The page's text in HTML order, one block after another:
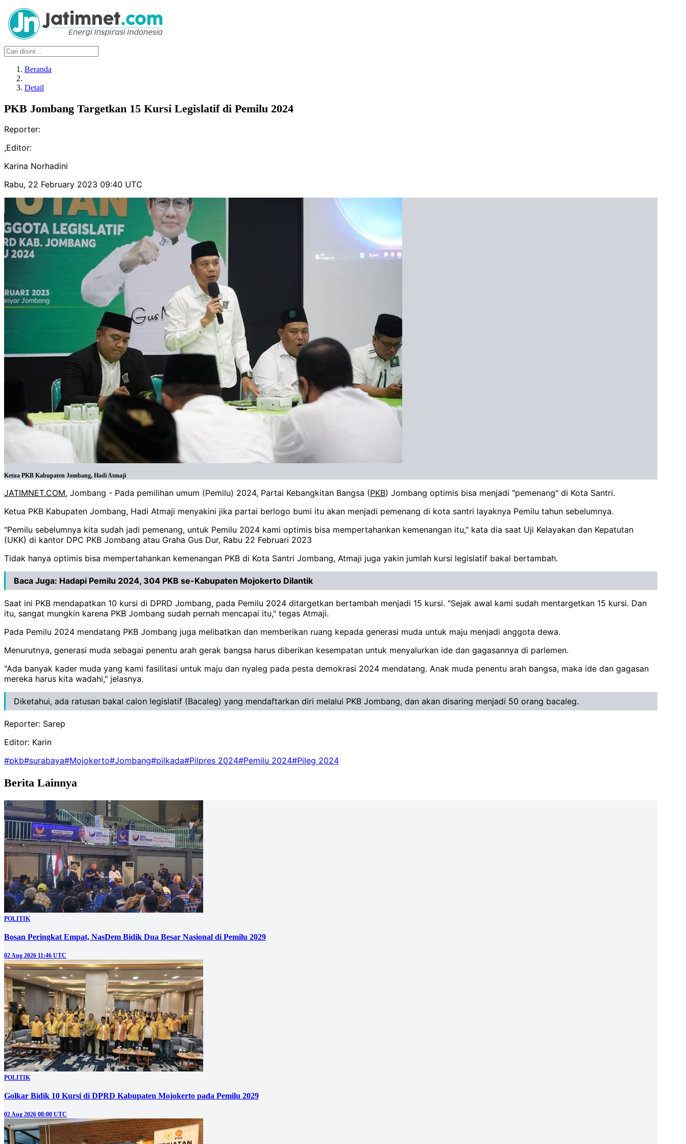
Beranda
Detail
PKB Jombang Targetkan 15 Kursi Legislatif di Pemilu 2024
Reporter:
,Editor:
Karina Norhadini
Rabu, 22 February 2023 09:40 UTC
Ketua PKB Kabupaten Jombang, Hadi Atmaji
JATIMNET.COM, Jombang - Pada pemilihan umum (Pemilu) 2024, Partai Kebangkitan Bangsa (PKB) Jombang optimis bisa menjadi "pemenang" di Kota Santri.
Ketua PKB Kabupaten Jombang, Hadi Atmaji menyakini jika partai berlogo bumi itu akan menjadi pemenang di kota santri layaknya Pemilu tahun sebelumnya.
"Pemilu sebelumnya kita sudah jadi pemenang, untuk Pemilu 2024 kami optimis bisa mempertahankan kemenangan itu," kata dia saat Uji Kelayakan dan Kepatutan
(UKK) di kantor DPC PKB Jombang atau Graha Gus Dur, Rabu 22 Februari 2023
Tidak hanya optimis bisa mempertahankan kemenangan PKB di Kota Santri Jombang, Atmaji juga yakin jumlah kursi legislatif bakal bertambah.
Baca Juga: Hadapi Pemilu 2024, 304 PKB se-Kabupaten Mojokerto Dilantik
Saat ini PKB mendapatkan 10 kursi di DPRD Jombang, pada Pemilu 2024 ditargetkan bertambah menjadi 15 kursi. "Sejak awal kami sudah mentargetkan 15 kursi. Dan
itu, sangat mungkin karena PKB Jombang sudah pernah mencapai itu," tegas Atmaji.
Pada Pemilu 2024 mendatang PKB Jombang juga melibatkan dan memberikan ruang kepada generasi muda untuk maju menjadi anggota dewa.
Menurutnya, generasi muda sebagai penentu arah gerak bangsa harus diberikan kesempatan untuk menyalurkan ide dan gagasannya di parlemen.
"Ada banyak kader muda yang kami fasilitasi untuk maju dan nyaleg pada pesta demokrasi 2024 mendatang. Anak muda penentu arah bangsa, maka ide dan gagasan
mereka harus kita wadahi," jelasnya.
Diketahui, ada ratusan bakal calon legislatif (Bacaleg) yang mendaftarkan diri melalui PKB Jombang, dan akan disaring menjadi 50 orang bacaleg.
Reporter: Sarep
Editor: Karin
#pkb#surabaya#Mojokerto#Jombang#pilkada#Pilpres 2024#Pemilu 2024#Pileg 2024
Berita Lainnya
POLITIK
Bosan Peringkat Empat, NasDem Bidik Dua Besar Nasional di Pemilu 2029
02 Aug 2026 11:46 UTC
POLITIK
Golkar Bidik 10 Kursi di DPRD Kabupaten Mojokerto pada Pemilu 2029
02 Aug 2026 08:00 UTC